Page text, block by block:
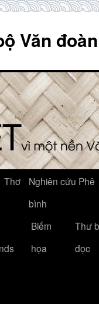
Văn
Thơ
Nghiên cứu Phê
bình
Biếm
họa
Thư
đọc